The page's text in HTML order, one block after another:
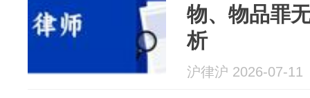
物、物品罪
析
沪律沪 2026-07-11